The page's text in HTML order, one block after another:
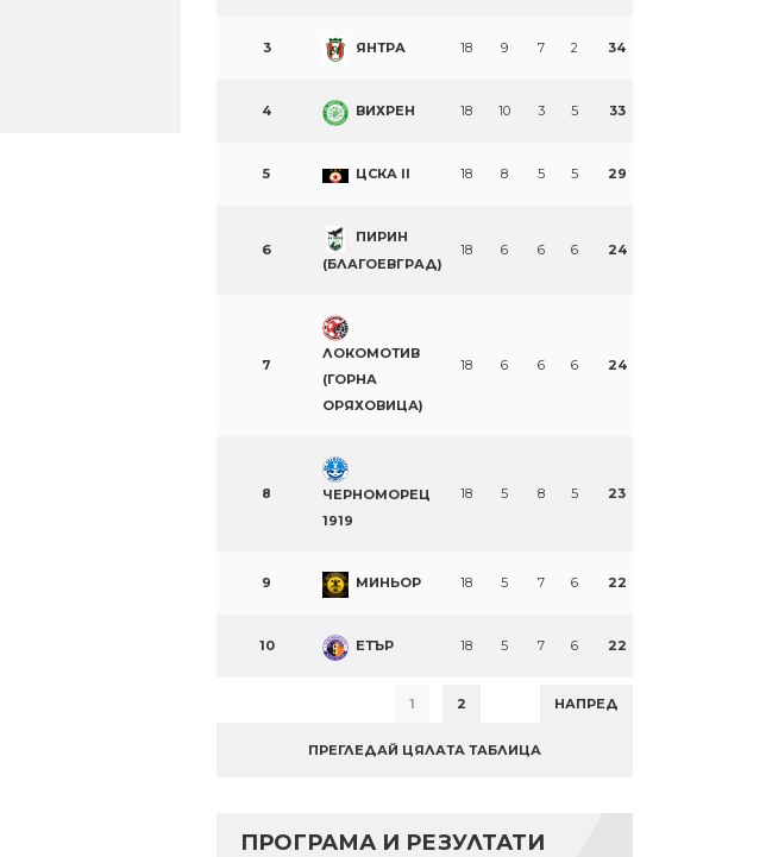
3 ЯНТРА 18 9 7 2 34
4 ВИХРЕН 18 10 3 5 33
5 ЦСКА II 18 8 5 5 29
6
ПИРИН
(БЛАГОЕВГРАД)
18 6 6 6 24
7
ЛОКОМОТИВ
(ГОРНА
ОРЯХОВИЦА)
18 6 6 6 24
8
ЧЕРНОМОРЕЦ
1919
18 5 8 5 23
9 МИНЬОР 18 5 7 6 22
10 ЕТЪР 18 5 7 6 22
1 2 НАПРЕД
ПРЕГЛЕДАЙ ЦЯЛАТА ТАБЛИЦА
ПРОГРАМА И РЕЗУЛТАТИ